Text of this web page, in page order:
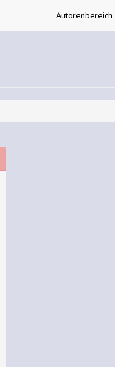
Autorenbereich